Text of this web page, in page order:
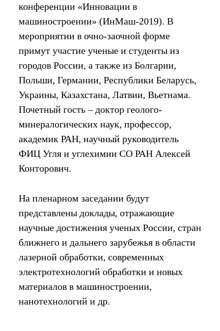
конференции «Инновации в
машиностроении» (ИнМаш-2019). В
мероприятии в очно-заочной форме
примут участие ученые и студенты из
городов России, а также из Болгарии,
Польши, Германии, Республики Беларусь,
Украины, Казахстана, Латвии, Вьетнама.
Почетный гость – доктор геолого-
минералогических наук, профессор,
академик РАН, научный руководитель
ФИЦ Угля и углехимии СО РАН Алексей
Конторович.
На пленарном заседании будут
представлены доклады, отражающие
научные достижения ученых России, стран
ближнего и дальнего зарубежья в области
лазерной обработки, современных
электротехнологий обработки и новых
материалов в машиностроении,
нанотехнологий и др.